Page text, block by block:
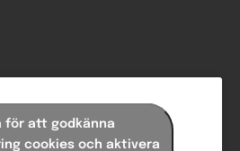
för att godkänna
cookies och aktivera